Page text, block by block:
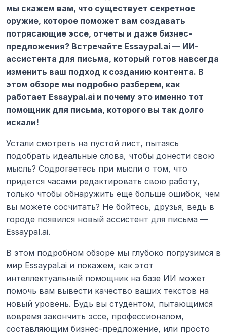
мы скажем вам, что существует секретное
оружие, которое поможет вам создавать
потрясающие эссе, отчеты и даже бизнес-
предложения? Встречайте Essaypal.ai — ИИ-
ассистента для письма, который готов навсегда
изменить ваш подход к созданию контента. В
этом обзоре мы подробно разберем, как
работает Essaypal.ai и почему это именно тот
помощник для письма, которого вы так долго
искали!
Устали смотреть на пустой лист, пытаясь
подобрать идеальные слова, чтобы донести свою
мысль? Содрогаетесь при мысли о том, что
придется часами редактировать свою работу,
только чтобы обнаружить еще больше ошибок, чем
вы можете сосчитать? Не бойтесь, друзья, ведь в
городе появился новый ассистент для письма —
Essaypal.ai.
В этом подробном обзоре мы глубоко погрузимся в
мир Essaypal.ai и покажем, как этот
интеллектуальный помощник на базе ИИ может
помочь вам вывести качество ваших текстов на
новый уровень. Будь вы студентом, пытающимся
вовремя закончить эссе, профессионалом,
составляющим бизнес-предложение, или просто